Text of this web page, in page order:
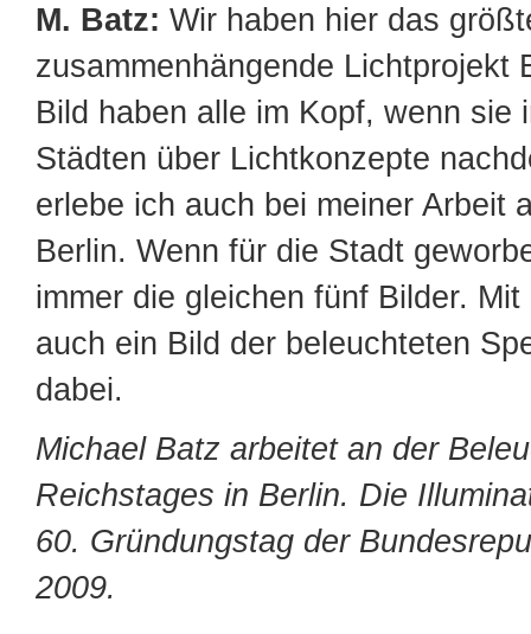
M. Batz: Wir haben hier das
zusammenhängende Lichtprojekt
Bild haben alle im Kopf, wenn sie
Städten über Lichtkonzepte
erlebe ich auch bei meiner Arbeit
Berlin. Wenn für die Stadt
immer die gleichen fünf Bilder.
auch ein Bild der beleuchteten
dabei.
Michael Batz arbeitet an der
Reichstages in Berlin. Die
60. Gründungstag der
2009.